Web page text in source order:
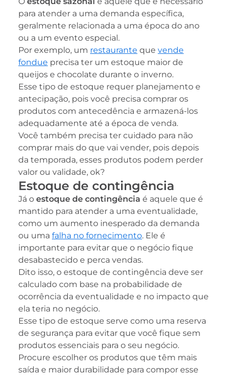
para atender a uma demanda específica,
geralmente relacionada a uma época do ano
ou a um evento especial.
Por exemplo, um restaurante que vende
fondue precisa ter um estoque maior de
queijos e chocolate durante o inverno.
Esse tipo de estoque requer planejamento e
antecipação, pois você precisa comprar os
produtos com antecedência e armazená-los
adequadamente até a época de venda.
Você também precisa ter cuidado para não
comprar mais do que vai vender, pois depois
da temporada, esses produtos podem perder
valor ou validade, ok?
Estoque de contingência
Já o estoque de contingência é aquele que é
mantido para atender a uma eventualidade,
como um aumento inesperado da demanda
ou uma falha no fornecimento. Ele é
importante para evitar que o negócio fique
desabastecido e perca vendas.
Dito isso, o estoque de contingência deve ser
calculado com base na probabilidade de
ocorrência da eventualidade e no impacto que
ela teria no negócio.
Esse tipo de estoque serve como uma reserva
de segurança para evitar que você fique sem
produtos essenciais para o seu negócio.
Procure escolher os produtos que têm mais
saída e maior durabilidade para compor esse